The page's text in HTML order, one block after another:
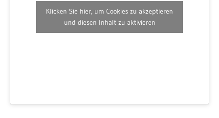
Klicken Sie hier, um Cookies zu akzeptieren
und diesen Inhalt zu aktivieren